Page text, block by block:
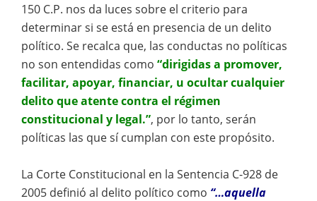
150 C.P. nos da luces sobre el criterio para
determinar si se está en presencia de un delito
político. Se recalca que, las conductas no políticas
no son entendidas como “dirigidas a promover,
facilitar, apoyar, financiar, u ocultar cualquier
delito que atente contra el régimen
constitucional y legal.”, por lo tanto, serán
políticas las que sí cumplan con este propósito.
La Corte Constitucional en la Sentencia C-928 de
2005 definió al delito político como “…aquella